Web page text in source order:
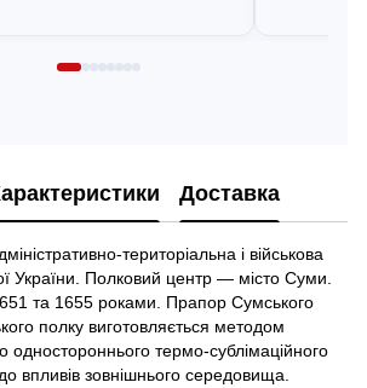
Доставка
територіальна і військова
України. Полковий центр — місто Суми.
та 1655 роками. Прапор Сумського
полку виготовляється методом
одностороннього термо-сублімаційного
впливів зовнішнього середовища.